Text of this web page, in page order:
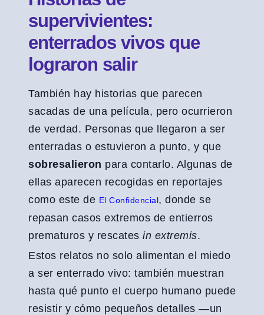
supervivientes:
enterrados vivos que
lograron salir
También hay historias que parecen
sacadas de una película, pero ocurrieron
de verdad. Personas que llegaron a ser
enterradas o estuvieron a punto, y que
sobresalieron para contarlo. Algunas de
ellas aparecen recogidas en reportajes
como este de El Confidencial, donde se
repasan casos extremos de entierros
prematuros y rescates in extremis.
Estos relatos no solo alimentan el miedo
a ser enterrado vivo: también muestran
hasta qué punto el cuerpo humano puede
resistir y cómo pequeños detalles —un